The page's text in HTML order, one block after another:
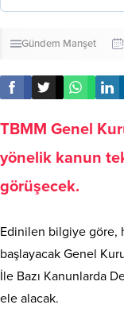
Gündem Manşet
TBMM Genel
yönelik kanun
görüşecek.
Edinilen bilgiye göre,
başlayacak Genel
İle Bazı Kanunlarda
ele alacak.